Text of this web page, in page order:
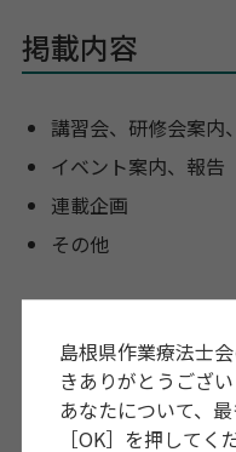
島根県作業療法士
きありがとうござい
あなたについて、
［OK］を押してく
掲載内容
講習会、研修会案内
イベント案内、報告
連載企画
その他
各締め切りにつ
掲載申込： 原則各